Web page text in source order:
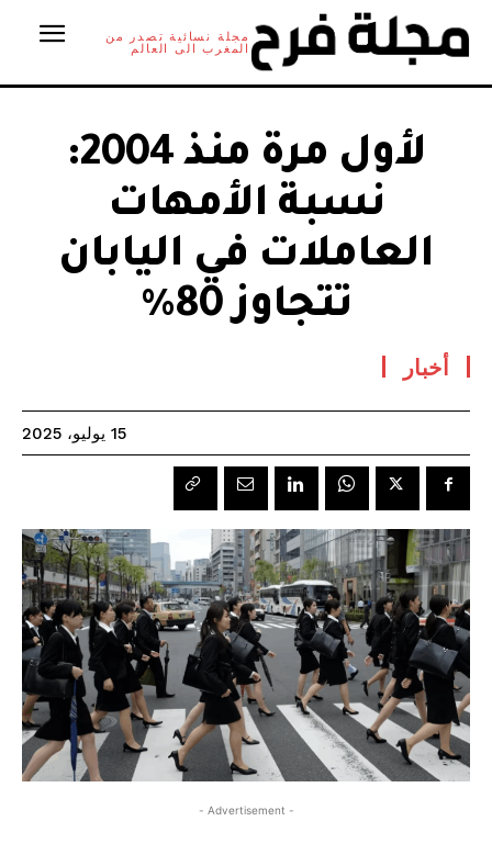
مجلة نسائية تصدر من
المغرب الى العالم
لأول مرة منذ 2004:
نسبة الأمهات
العاملات في اليابان
تتجاوز 80%
أخبار
15 يوليو، 2025
- Advertisement -